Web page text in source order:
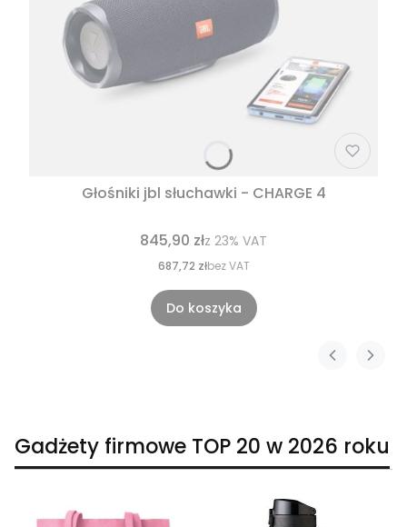
Głośniki jbl słuchawki - CHARGE 4
845,90 złz 23% VAT
687,72 złbez VAT
Do koszyka
Gadżety firmowe TOP 20 w 2026 roku